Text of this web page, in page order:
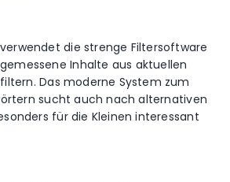
die strenge Filtersoftware
Inhalte aus aktuellen
Das moderne System zum
sucht auch nach alternativen
für die Kleinen interessant